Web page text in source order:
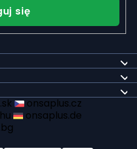
się
onsaplus.cz
onsaplus.de